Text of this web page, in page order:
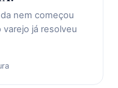
nem começou
já resolveu